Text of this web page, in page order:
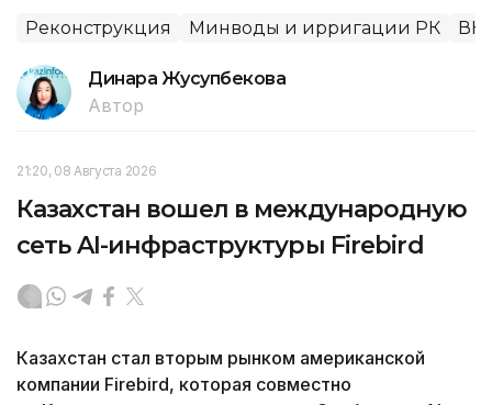
Реконструкция Минводы и ирригации РК
Динара Жусупбекова
Автор
21:20, 08 Августа 2026
Казахстан вошел в международную
сеть AI-инфраструктуры Firebird
Казахстан стал вторым рынком американской
компании Firebird, которая совместно